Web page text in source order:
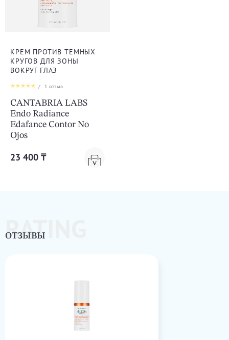
КРЕМ ПРОТИВ ТЕМНЫХ
КРУГОВ ДЛЯ ЗОНЫ
ВОКРУГ ГЛАЗ
/ 1 отзыв
CANTABRIA LABS
Endo Radiance
Edafance Contor No
Ojos
23 400 ₸
RATING
ОТЗЫВЫ